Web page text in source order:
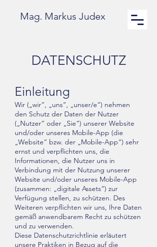
Mag. Markus Judex
DATENSCHUTZ
Einleitung
Wir („wir“, „uns“, „unser/e“) nehmen
den Schutz der Daten der Nutzer
(„Nutzer“ oder „Sie“) unserer Website
und/oder unseres Mobile-App (die
„Website“ bzw. der „Mobile-App“) sehr
ernst und verpflichten uns, die
Informationen, die Nutzer uns in
Verbindung mit der Nutzung unserer
Website und/oder unseres Mobile-App
(zusammen: „digitale Assets“) zur
Verfügung stellen, zu schützen. Des
Weiteren verpflichten wir uns, Ihre Daten
gemäß anwendbarem Recht zu schützen
und zu verwenden.
Diese Datenschutzrichtlinie erläutert
unsere Praktiken in Bezug auf die